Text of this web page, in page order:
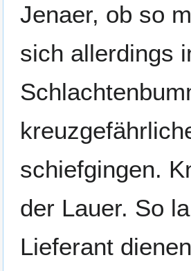
Jenaer, ob so
sich allerdings
schiefgingen.
der Lauer. So
Lieferant